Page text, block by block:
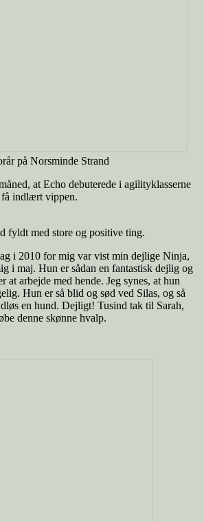
på Norsminde Strand
at Echo debuterede i agilityklasserne
få indlært vippen.
fyldt med store og positive ting.
i 2010 for mig var vist min dejlige Ninja,
i maj. Hun er sådan en fantastisk dejlig og
at arbejde med hende. Jeg synes, at hun
Hun er så blid og sød ved Silas, og så
en hund. Dejligt! Tusind tak til Sarah,
denne skønne hvalp.